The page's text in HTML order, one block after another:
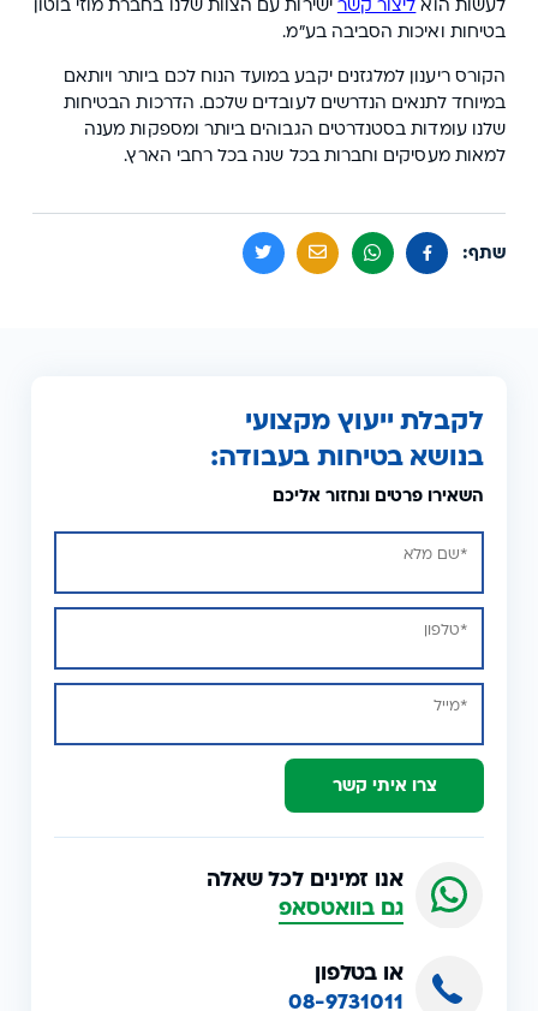
לעשות הוא ליצור קשר ישירות עם הצוות שלנו בחברת מוזי בוטון
בטיחות ואיכות הסביבה בע"מ.
הקורס ריענון למלגזנים יקבע במועד הנוח לכם ביותר ויותאם
במיוחד לתנאים הנדרשים לעובדים שלכם. הדרכות הבטיחות
שלנו עומדות בסטנדרטים הגבוהים ביותר ומספקות מענה
למאות מעסיקים וחברות בכל שנה בכל רחבי הארץ.
שתף:
לקבלת ייעוץ מקצועי
בנושא בטיחות בעבודה:
השאירו פרטים ונחזור אליכם
צרו איתי קשר
אנו זמינים לכל שאלה
גם בוואטסאפ
או בטלפון
08-9731011